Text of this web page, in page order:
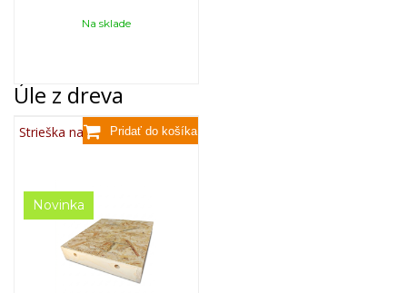
Na sklade
Úle z dreva
Strieška na úľ B10 - zateplený
Novinka